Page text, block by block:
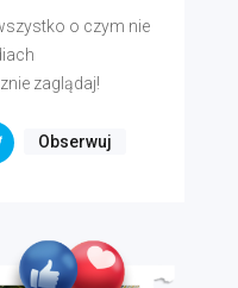
o czym nie
zaglądaj!
Obserwuj